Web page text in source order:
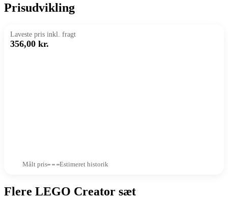
Prisudvikling
Laveste pris inkl. fragt
356,00 kr.
Målt pris Estimeret historik
Flere LEGO Creator sæt